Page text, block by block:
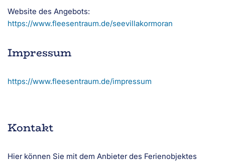
Website des Angebots:
https://www.fleesentraum.de/seevillakormoran
Impressum
https://www.fleesentraum.de/impressum
Kontakt
Hier können Sie mit dem Anbieter des Ferienobjektes